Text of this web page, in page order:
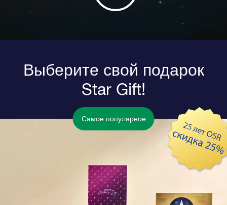
Выберите свой подарок
Star Gift!
Самое популярное